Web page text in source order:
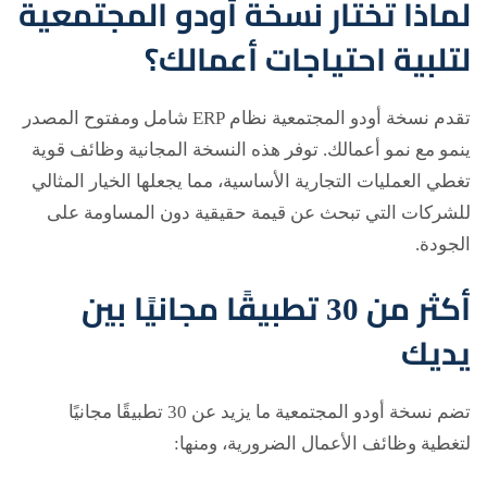
لماذا تختار نسخة أودو المجتمعية
لتلبية احتياجات أعمالك؟
تقدم نسخة أودو المجتمعية نظام ERP شامل ومفتوح المصدر
ينمو مع نمو أعمالك. توفر هذه النسخة المجانية وظائف قوية
تغطي العمليات التجارية الأساسية، مما يجعلها الخيار المثالي
للشركات التي تبحث عن قيمة حقيقية دون المساومة على
الجودة.
أكثر من 30 تطبيقًا مجانيًا بين
يديك
تضم نسخة أودو المجتمعية ما يزيد عن 30 تطبيقًا مجانيًا
لتغطية وظائف الأعمال الضرورية، ومنها: